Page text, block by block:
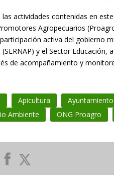
las actividades contenidas en
Agropecuarios
activa del gobierno
y el Sector
de acompañamiento y
Apicultura
Ambiente ONG Proagro